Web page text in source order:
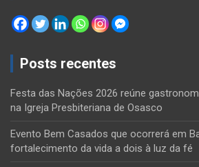
Posts recentes
Festa das Nações 2026 reúne
na Igreja Presbiteriana de Osasco
Evento Bem Casados que ocorrerá em
fortalecimento da vida a dois à luz da fé